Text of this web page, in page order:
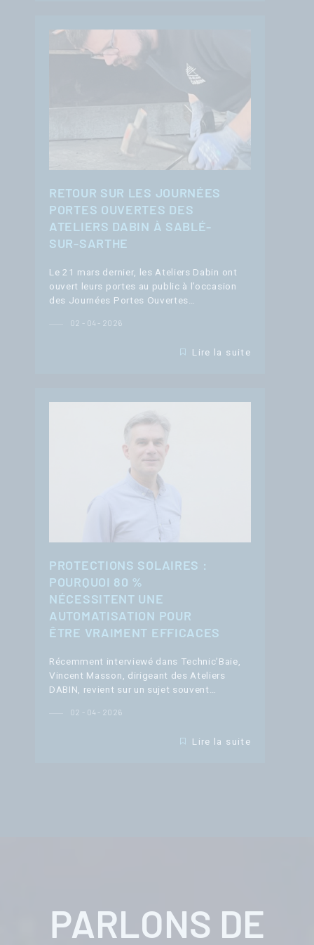
RETOUR SUR LES JOURNÉES
PORTES OUVERTES DES
ATELIERS DABIN À SABLÉ-
SUR-SARTHE
Le 21 mars dernier, les Ateliers Dabin ont
ouvert leurs portes au public à l’occasion
des Journées Portes Ouvertes…
02 - 04 - 2026
Lire la suite
PROTECTIONS SOLAIRES :
POURQUOI 80 %
NÉCESSITENT UNE
AUTOMATISATION POUR
ÊTRE VRAIMENT EFFICACES
Récemment interviewé dans Technic’Baie,
Vincent Masson, dirigeant des Ateliers
DABIN, revient sur un sujet souvent…
02 - 04 - 2026
Lire la suite
PARLONS DE